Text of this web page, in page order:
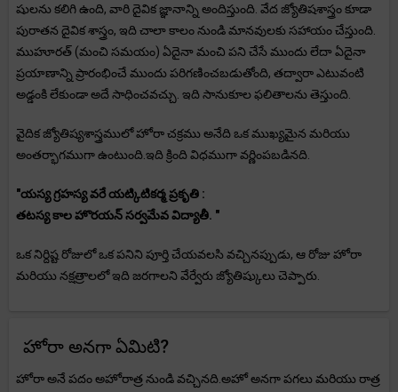
షులను కలిగి ఉంది, వారి దైవిక జ్ఞానాన్ని అందిస్తుంది. వేద జ్యోతిషశాస్త్రం కూడా
పురాతన దైవిక శాస్త్రం, ఇది చాలా కాలం నుండి మానవులకు సహాయం చేస్తుంది.
ముహూరత్ (మంచి సమయం) ఏదైనా మంచి పని చేసే ముందు లేదా ఏదైనా
ప్రయాణాన్ని ప్రారంభించే ముందు పరిగణించబడుతోంది, తద్వారా ఎటువంటి
అడ్డంకి లేకుండా అదే సాధించవచ్చు. ఇది సానుకూల ఫలితాలను తెస్తుంది.
వైదిక జ్యోతిష్యశాస్త్రములో హోరా చక్రము అనేది ఒక ముఖ్యమైన మరియు
అంతర్భాగముగా ఉంటుంది.ఇది క్రింది విధముగా వర్ణింపబడినది.
"యస్య గ్రహస్య వరే యట్కిటికర్మ ప్రకృతి :
తటస్య కాల హొరయన్ సర్వమేవ విద్యాతీ. "
ఒక నిర్దిష్ట రోజులో ఒక పనిని పూర్తి చేయవలసి వచ్చినప్పుడు, ఆ రోజు హోరా
మరియు నక్షత్రాలలో ఇది జరగాలని వేర్వేరు జ్యోతిష్కులు చెప్పారు.
హోరా అనగా ఏమిటి?
హోరా అనే పదం అహోరాత్ర నుండి వచ్చినది.అహో అనగా పగలు మరియు రాత్ర